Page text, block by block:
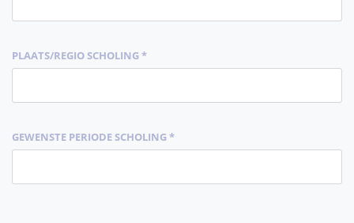
PLAATS/REGIO SCHOLING *
GEWENSTE PERIODE SCHOLING *